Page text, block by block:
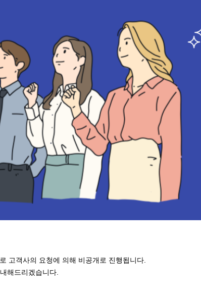
고객사의 요청에 의해 비공개로 진행됩니다.
해드리겠습니다.